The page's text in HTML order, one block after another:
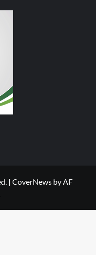
| CoverNews by AF